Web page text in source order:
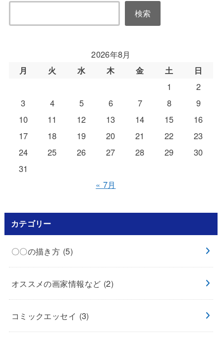
検索
2026年8月
月
火 水 木 金 土
日
1
2
3
4 5 6 7 8
9
10
11 12 13 14 15
16
17
18 19 20 21 22
23
24
25 26 27 28 29
30
31
« 7月
カテゴリー
〇〇の描き方 (5)
オススメの画家情報など (2)
コミックエッセイ (3)